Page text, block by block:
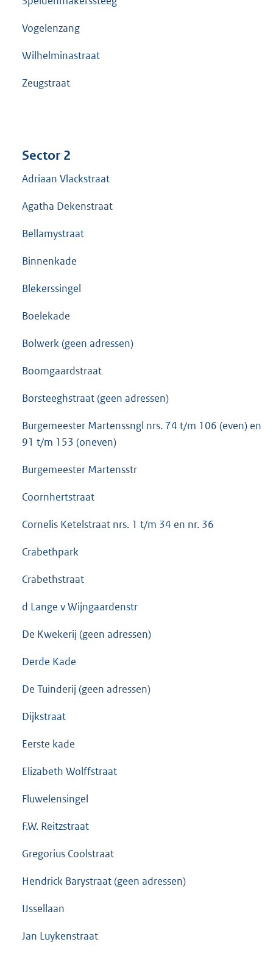
Vogelenzang
Wilhelminastraat
Zeugstraat
Sector 2
Adriaan Vlackstraat
Agatha Dekenstraat
Bellamystraat
Binnenkade
Blekerssingel
Boelekade
Bolwerk (geen adressen)
Boomgaardstraat
Borsteeghstraat (geen adressen)
Burgemeester Martenssngl nrs. 74 t/m 106 (even) en
91 t/m 153 (oneven)
Burgemeester Martensstr
Coornhertstraat
Cornelis Ketelstraat nrs. 1 t/m 34 en nr. 36
Crabethpark
Crabethstraat
d Lange v Wijngaardenstr
De Kwekerij (geen adressen)
Derde Kade
De Tuinderij (geen adressen)
Dijkstraat
Eerste kade
Elizabeth Wolffstraat
Fluwelensingel
F.W. Reitzstraat
Gregorius Coolstraat
Hendrick Barystraat (geen adressen)
IJssellaan
Jan Luykenstraat